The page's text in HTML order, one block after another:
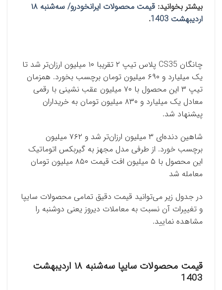
بیشتر بخوانید:
قیمت محصولات ایرانخودرو/ سه‌شنبه ۱۸
اردیبهشت 1403
.
چانگان CS35 پلاس تیپ ۲ تقریبا ۱۰ میلیون ارزان‌تر شد تا
یک میلیارد و ۶۹۰ میلیون تومان برچسب بخورد. همزمان
تیپ ۳ این محصول با ۷۰ میلیون عقب نشینی با رقمی
معادل یک میلیارد و ۸۳۰ میلیون تومان به خریداران
پیشنهاد شد.
شاهین دنده‌ای ۳ میلیون ارزان‌تر شد و ۷۶۲ میلیون
برچسب خورد. از طرفی مدل مجهز به گیربکس اتوماتیک
این محصول با ۵ میلیون افت قیمت ۸۵۰ میلیون تومان
معامله شد
در جدول زیر می‌توانید قیمت دقیق تمامی محصولات سایپا
و تغییرات آن نسبت به معاملات دیروز یعنی دوشنبه را
مشاهده نمایید.
قیمت محصولات سایپا سه‌شنبه ۱۸ اردیبهشت
1403